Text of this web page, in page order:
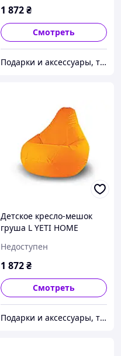
1 872₴
Смотреть
Подарки и аксессуары, товары для Вашего имиджа и комфорта.
Детское кресло-мешок
груша L YETI HOME
хлопок
Недоступен
1 872₴
Смотреть
Подарки и аксессуары, товары для Вашего имиджа и комфорта.